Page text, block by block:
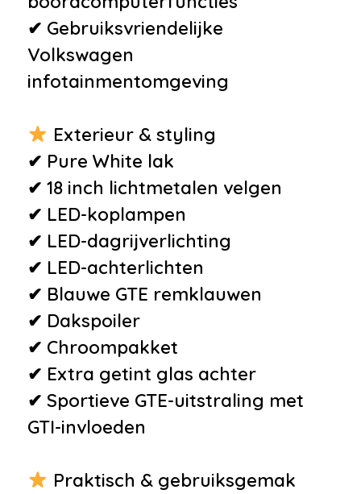
•Schakelmogelijkheid aan
stuurwiel
•Spiegelpakket
•Sportstoelen voor Comfortline
•
•Vermoeidheidsherkenning
•
Verstelbare lendesteunen
•
Bluetooth
•
Centrale vergrendeling met
afstandsbediening
•
Executive Plus-pakket
•
Niet in gerookt
•
Roetfilter
•
Stuur multifunctioneel
•
Zomerbanden
✔ Gebruiksvriendelijke
Volkswagen
infotainmentomgeving
Exterieur & styling
✔ Pure White lak
✔ 18 inch lichtmetalen velgen
✔ LED-koplampen
✔ LED-dagrijverlichting
✔ LED-achterlichten
✔ Blauwe GTE remklauwen
✔ Dakspoiler
✔ Chroompakket
✔ Extra getint glas achter
✔ Sportieve GTE-uitstraling met
GTI-invloeden
Praktisch & gebruiksgemak